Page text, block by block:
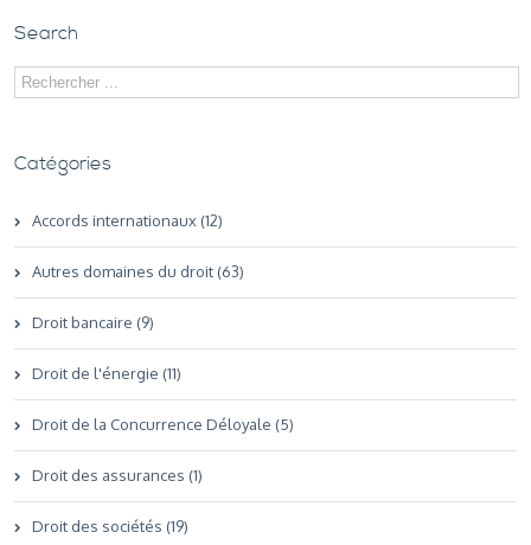
Search
Catégories
Accords internationaux (12)
Autres domaines du droit (63)
Droit bancaire (9)
Droit de l'énergie (11)
Droit de la Concurrence Déloyale (5)
Droit des assurances (1)
Droit des sociétés (19)